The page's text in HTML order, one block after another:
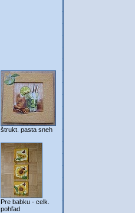
štrukt. pasta sneh
Pre babku - celk.
pohľad